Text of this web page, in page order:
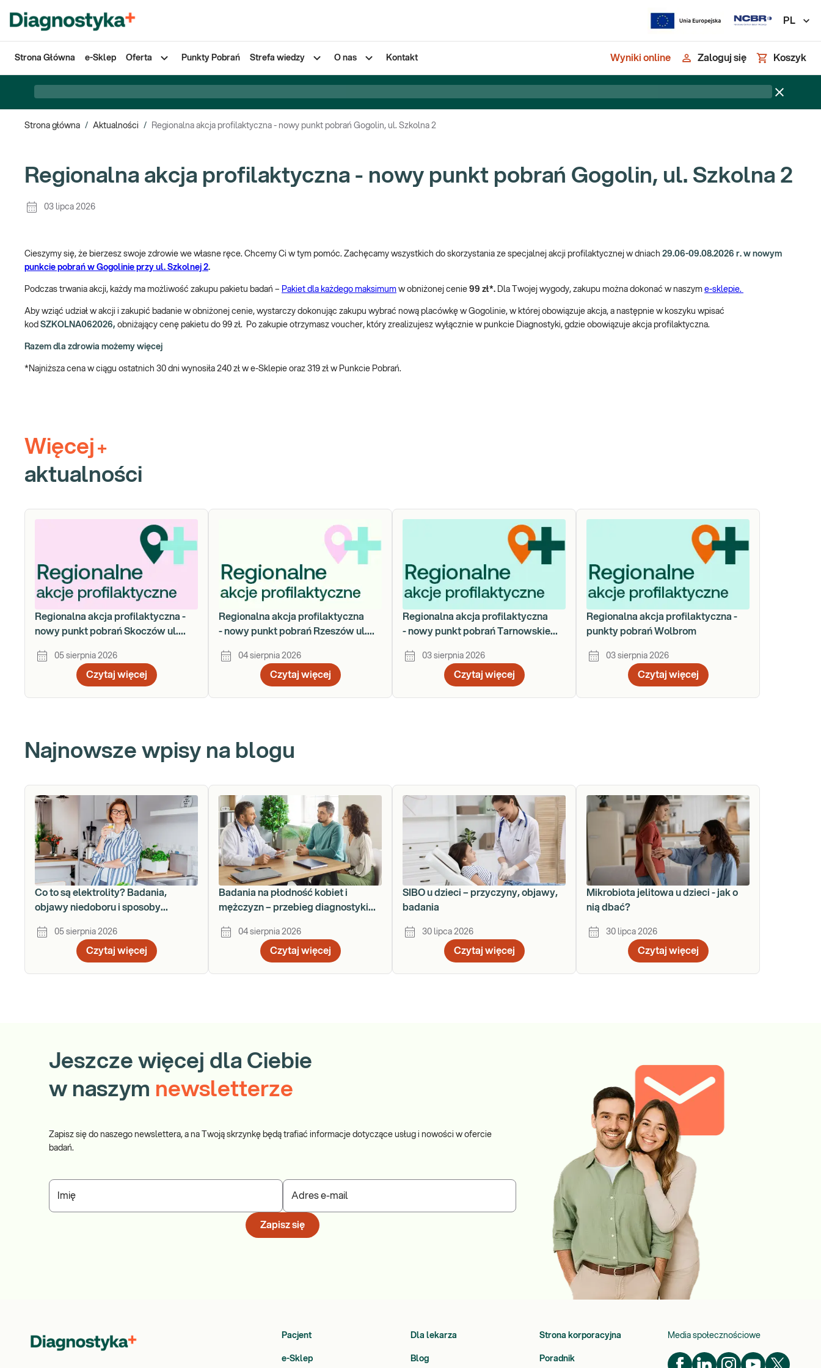
PL
Strona Główna e-Sklep Oferta Punkty Pobrań Strefa wiedzy O nas Kontakt Wyniki online Zaloguj się Koszyk
Strona główna / Aktualności / Regionalna akcja profilaktyczna - nowy punkt pobrań Gogolin, ul. Szkolna 2
Regionalna akcja profilaktyczna - nowy punkt pobrań Gogolin, ul. Szkolna 2
03 lipca 2026
Cieszymy się, że bierzesz swoje zdrowie we własne ręce. Chcemy Ci w tym pomóc. Zachęcamy wszystkich do skorzystania ze specjalnej akcji profilaktycznej w dniach 29.06-09.08.2026 r. w nowym
punkcie pobrań w Gogolinie przy ul. Szkolnej 2.
Podczas trwania akcji, każdy ma możliwość zakupu pakietu badań – Pakiet dla każdego maksimum w obniżonej cenie 99 zł*. Dla Twojej wygody, zakupu można dokonać w naszym e-sklepie.
Aby wziąć udział w akcji i zakupić badanie w obniżonej cenie, wystarczy dokonując zakupu wybrać nową placówkę w Gogolinie, w której obowiązuje akcja, a następnie w koszyku wpisać
kod SZKOLNA062026, obniżający cenę pakietu do 99 zł. Po zakupie otrzymasz voucher, który zrealizujesz wyłącznie w punkcie Diagnostyki, gdzie obowiązuje akcja profilaktyczna.
Razem dla zdrowia możemy więcej
*Najniższa cena w ciągu ostatnich 30 dni wynosiła 240 zł w e-Sklepie oraz 319 zł w Punkcie Pobrań.
Więcej +
aktualności
Regionalna akcja profilaktyczna -
nowy punkt pobrań Skoczów ul.
05 sierpnia 2026
Czytaj więcej
Regionalna akcja profilaktyczna
- nowy punkt pobrań Rzeszów ul.
04 sierpnia 2026
Czytaj więcej
Regionalna akcja profilaktyczna
- nowy punkt pobrań Tarnowskie
03 sierpnia 2026
Czytaj więcej
Regionalna akcja profilaktyczna -
punkty pobrań Wolbrom
03 sierpnia 2026
Czytaj więcej
Najnowsze wpisy na blogu
Co to są elektrolity? Badania,
objawy niedoboru i sposoby
05 sierpnia 2026
Czytaj więcej
Badania na płodność kobiet i
mężczyzn – przebieg diagnostyki
04 sierpnia 2026
Czytaj więcej
SIBO u dzieci – przyczyny, objawy,
badania
30 lipca 2026
Czytaj więcej
Mikrobiota jelitowa u dzieci - jak o
nią dbać?
30 lipca 2026
Czytaj więcej
Jeszcze więcej dla Ciebie
w naszym newsletterze
Zapisz się do naszego newslettera, a na Twoją skrzynkę będą trafiać informacje dotyczące usług i nowości w ofercie
badań.
Imię Adres e-mail
Zapisz się
Pacjent Dla lekarza Strona korporacyjna
e-Sklep Blog Poradnik
Media społecznościowe